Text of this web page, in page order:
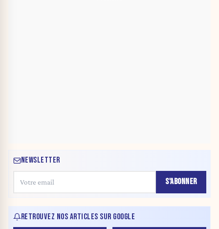
NEWSLETTER
S'ABONNER
RETROUVEZ NOS ARTICLES SUR GOOGLE